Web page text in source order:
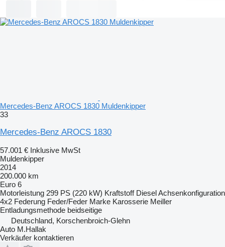
Mercedes-Benz AROCS 1830 Muldenkipper
33
Mercedes-Benz AROCS 1830
57.001 € Inklusive MwSt
Muldenkipper
2014
200.000 km
Euro 6
Motorleistung 299 PS (220 kW) Kraftstoff DieselAchsenkonfiguration
4x2 Federung Feder/Feder Marke Karosserie Meiller
Entladungsmethode beidseitige
Deutschland, Korschenbroich-Glehn
Auto M.Hallak
Verkäufer kontaktieren